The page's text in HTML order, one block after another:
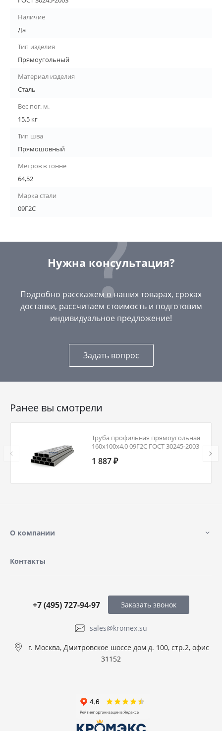
Наличие
Да
Тип изделия
Прямоугольный
Материал изделия
Сталь
Вес пог. м.
15,5 кг
Тип шва
Прямошовный
Метров в тонне
64,52
Марка стали
09Г2С
Нужна консультация?
Подробно расскажем о наших товарах, сроках
доставки, рассчитаем стоимость и подготовим
индивидуальное предложение!
Задать вопрос
Ранее вы смотрели
Труба профильная прямоугольная
160х100х4,0 09Г2С ГОСТ 30245-2003
1 887 ₽
О компании
Контакты
sales@kromex.su
+7 (495) 727-94-97
г. Москва, Дмитровское шоссе дом д. 100, стр.2, офис
31152
Заказать звонок